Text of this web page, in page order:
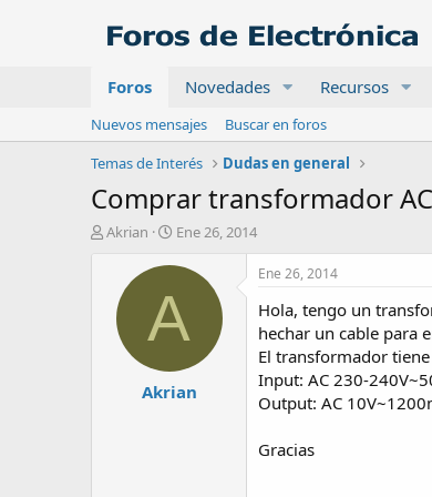
Foros Novedades Recursos
Nuevos mensajes
Buscar en foros
Temas de Interés
Dudas en general
Comprar transformador
A
Akrian
F
c
a
d
i
n
Ene 26, 2014
A
Akrian
Ene 26, 2014
Hola, tengo un
hechar un cable para
El transformador
Input: AC 230-
Output: AC
Gracias